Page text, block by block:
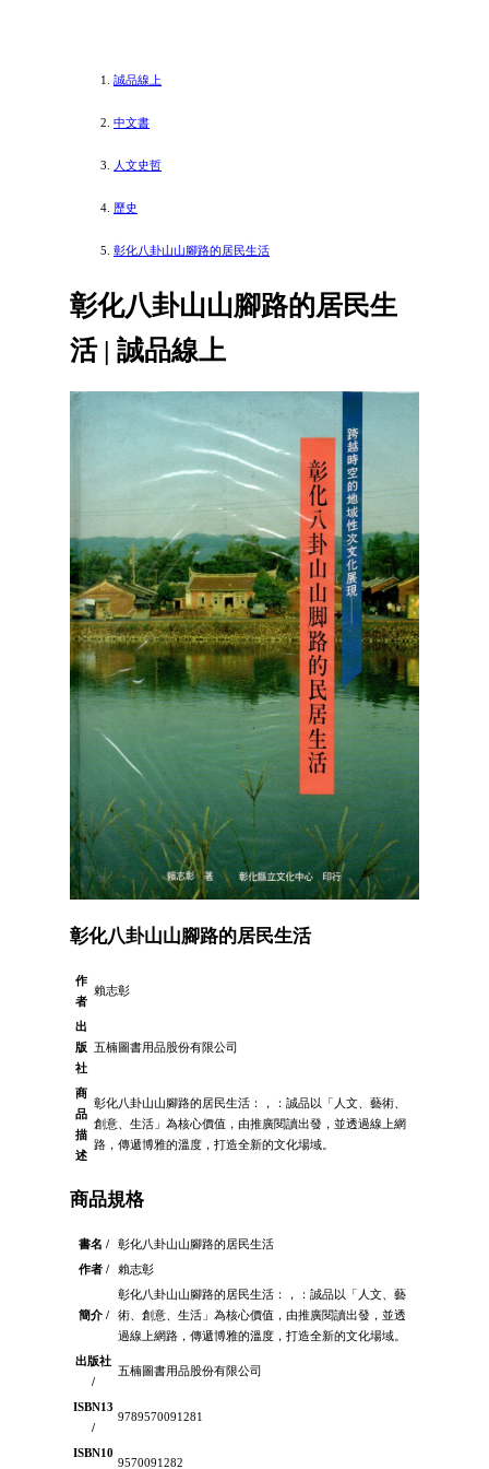
誠品線上
中文書
人文史哲
歷史
彰化八卦山山腳路的居民生活
彰化八卦山山腳路的居民生
活 | 誠品線上
彰化八卦山山腳路的居民生活
作
者
賴志彰
出
版
社
五楠圖書用品股份有限公司
商
品
描
述
彰化八卦山山腳路的居民生活：，：誠品以「人文、藝術、
創意、生活」為核心價值，由推廣閱讀出發，並透過線上網
路，傳遞博雅的溫度，打造全新的文化場域。
商品規格
書名 /
彰化八卦山山腳路的居民生活
作者 /
賴志彰
簡介 /
彰化八卦山山腳路的居民生活：，：誠品以「人文、藝
術、創意、生活」為核心價值，由推廣閱讀出發，並透
過線上網路，傳遞博雅的溫度，打造全新的文化場域。
出版社
/
五楠圖書用品股份有限公司
ISBN13
/
9789570091281
ISBN10
9570091282